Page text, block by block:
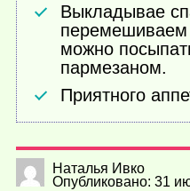
Выкладывае
перемешиваем
можно
пармезаном.
Приятного
Наталья Ивко
Опубликовано: 31